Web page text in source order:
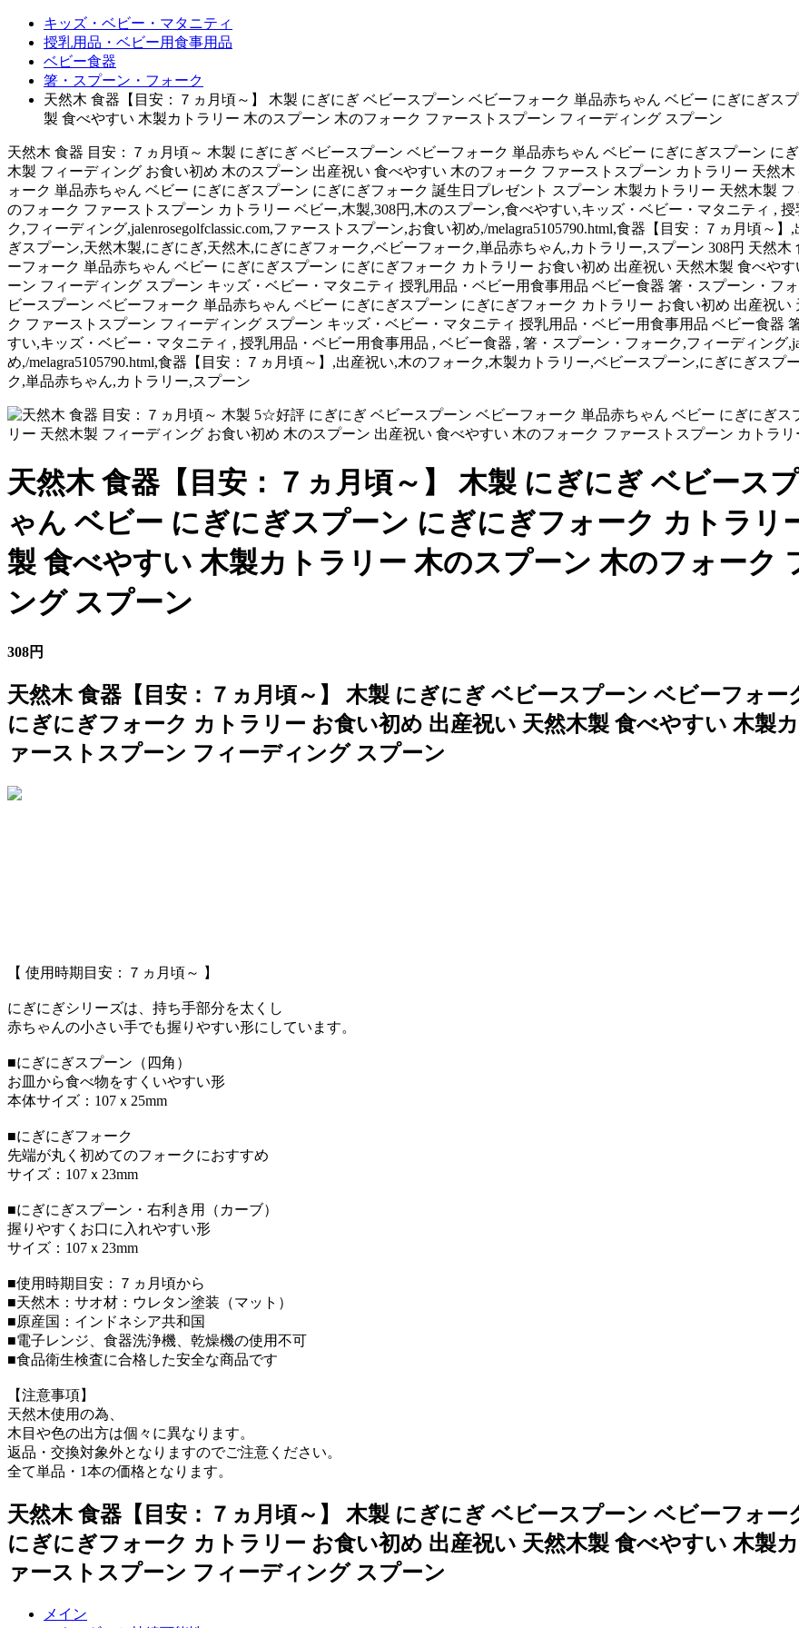
キッズ・ベビー・マタニティ
授乳用品・ベビー用食事用品
ベビー食器
箸・スプーン・フォーク
天然木 食器【目安：７ヵ月頃～】 木製 にぎにぎ ベビースプーン ベビーフォーク 単品赤ちゃん ベビー にぎにぎス
製 食べやすい 木製カトラリー 木のスプーン 木のフォーク ファーストスプーン フィーディング スプーン
天然木 食器 目安：７ヵ月頃～ 木製 にぎにぎ ベビースプーン ベビーフォーク 単品赤ちゃん ベビー にぎにぎスプーン に
木製 フィーディング お食い初め 木のスプーン 出産祝い 食べやすい 木のフォーク ファーストスプーン カトラリー 天然
ォーク 単品赤ちゃん ベビー にぎにぎスプーン にぎにぎフォーク 誕生日プレゼント スプーン 木製カトラリー 天然木製
のフォーク ファーストスプーン カトラリー ベビー,木製,308円,木のスプーン,食べやすい,キッズ・ベビー・マタニティ ,
ク,フィーディング,jalenrosegolfclassic.com,ファーストスプーン,お食い初め,/melagra5105790.html,食器【目安：７ヵ月頃
ぎスプーン,天然木製,にぎにぎ,天然木,にぎにぎフォーク,ベビーフォーク,単品赤ちゃん,カトラリー,スプーン 308円 天然
ーフォーク 単品赤ちゃん ベビー にぎにぎスプーン にぎにぎフォーク カトラリー お食い初め 出産祝い 天然木製 食べや
ーン フィーディング スプーン キッズ・ベビー・マタニティ 授乳用品・ベビー用食事用品 ベビー食器 箸・スプーン・フ
ビースプーン ベビーフォーク 単品赤ちゃん ベビー にぎにぎスプーン にぎにぎフォーク カトラリー お食い初め 出産祝
ク ファーストスプーン フィーディング スプーン キッズ・ベビー・マタニティ 授乳用品・ベビー用食事用品 ベビー食器
すい,キッズ・ベビー・マタニティ , 授乳用品・ベビー用食事用品 , ベビー食器 , 箸・スプーン・フォーク,フィーディング
め,/melagra5105790.html,食器【目安：７ヵ月頃～】,出産祝い,木のフォーク,木製カトラリー,ベビースプーン,にぎにぎス
ク,単品赤ちゃん,カトラリー,スプーン
天然木 食器【目安：７ヵ月頃～】 木製 にぎにぎ ベビース
ゃん ベビー にぎにぎスプーン にぎにぎフォーク カトラリ
製 食べやすい 木製カトラリー 木のスプーン 木のフォーク
ング スプーン
308円
天然木 食器【目安：７ヵ月頃～】 木製 にぎにぎ ベビースプーン ベビーフォ
にぎにぎフォーク カトラリー お食い初め 出産祝い 天然木製 食べやすい 木製
ァーストスプーン フィーディング スプーン
【 使用時期目安：７ヵ月頃～ 】
にぎにぎシリーズは、持ち手部分を太くし
赤ちゃんの小さい手でも握りやすい形にしています。
■にぎにぎスプーン（四角）
お皿から食べ物をすくいやすい形
本体サイズ：107ｘ25mm
■にぎにぎフォーク
先端が丸く初めてのフォークにおすすめ
サイズ：107ｘ23mm
■にぎにぎスプーン・右利き用（カーブ）
握りやすくお口に入れやすい形
サイズ：107ｘ23mm
■使用時期目安：７ヵ月頃から
■天然木：サオ材：ウレタン塗装（マット）
■原産国：インドネシア共和国
■電子レンジ、食器洗浄機、乾燥機の使用不可
■食品衛生検査に合格した安全な商品です
【注意事項】
天然木使用の為、
木目や色の出方は個々に異なります。
返品・交換対象外となりますのでご注意ください。
全て単品・1本の価格となります。
天然木 食器【目安：７ヵ月頃～】 木製 にぎにぎ ベビースプーン ベビーフォ
にぎにぎフォーク カトラリー お食い初め 出産祝い 天然木製 食べやすい 木製
ァーストスプーン フィーディング スプーン
メイン